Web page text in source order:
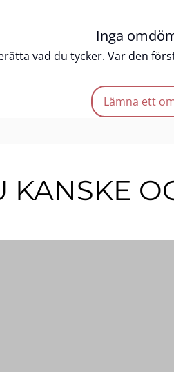
Inga
vad du tycker. Var den
Lämna ett
KANSKE